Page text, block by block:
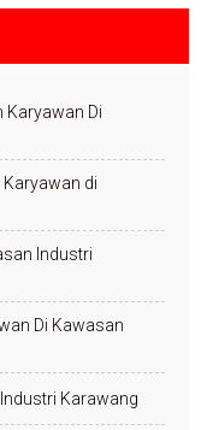
Karyawan Di
di
Industri
Di Kawasan
Karawang